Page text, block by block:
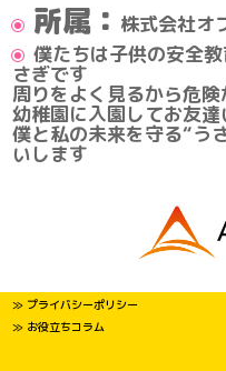
所属： 株式会社オ
僕たちは子供の安全
さぎです
周りをよく見るから危
幼稚園に入園してお友
僕と私の未来を守る“う
いします
≫ プライバシーポリシー
≫ お役立ちコラム